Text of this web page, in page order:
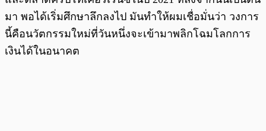
มา พอได้เริ่มศึกษาลึกลงไป มันทำให้ผมเชื่อมั่นว่า วงการ
นี้คือนวัตกรรมใหม่ที่วันหนึ่งจะเข้ามาพลิกโฉมโลกการ
เงินได้ในอนาคต